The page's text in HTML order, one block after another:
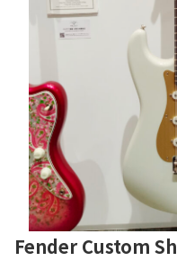
Fender Custom